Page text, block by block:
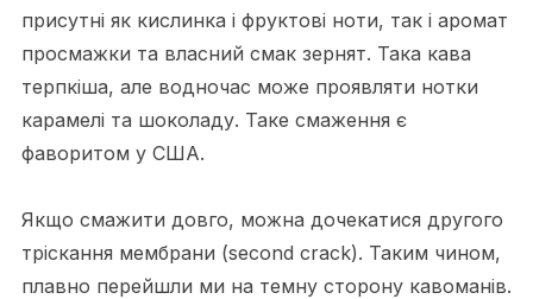
присутні як кислинка і фруктові ноти, так і аромат
просмажки та власний смак зернят. Така кава
терпкіша, але водночас може проявляти нотки
карамелі та шоколаду. Таке смаження є
фаворитом у США.
Якщо смажити довго, можна дочекатися другого
тріскання мембрани (second crack). Таким чином,
плавно перейшли ми на темну сторону кавоманів.